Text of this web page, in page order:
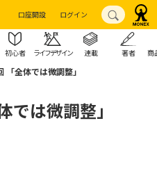
口座開設 ログイン
初心者 ライフデザイン 連載 著者 商
「全体では微調整」
では微調整」